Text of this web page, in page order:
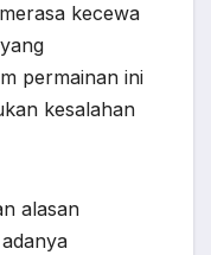
kecewa
permainan ini
kesalahan
alasan